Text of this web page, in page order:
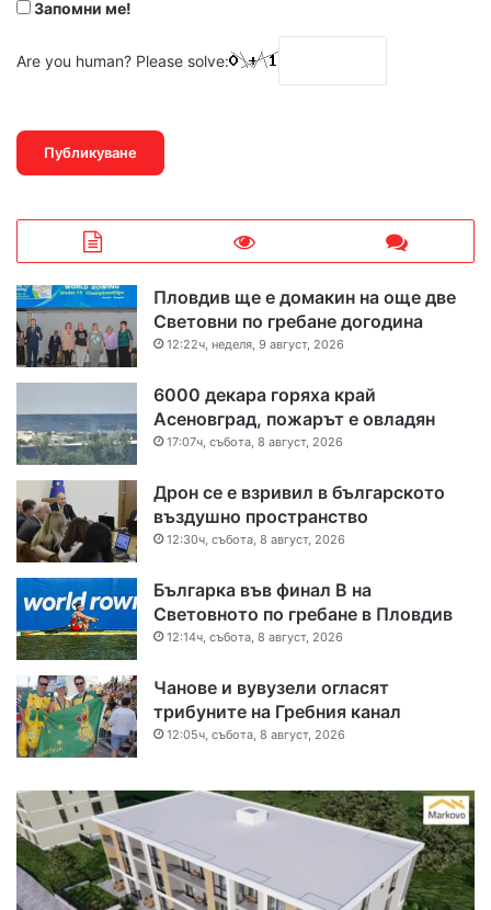
Запомни ме!
Are you human? Please solve:
Пловдив ще е домакин на още две
Световни по гребане догодина
12:22ч, неделя, 9 август, 2026
6000 декара горяха край
Асеновград, пожарът е овладян
17:07ч, събота, 8 август, 2026
Дрон се е взривил в българското
въздушно пространство
12:30ч, събота, 8 август, 2026
Българка във финал B на
Световното по гребане в Пловдив
12:14ч, събота, 8 август, 2026
Чанове и вувузели огласят
трибуните на Гребния канал
12:05ч, събота, 8 август, 2026